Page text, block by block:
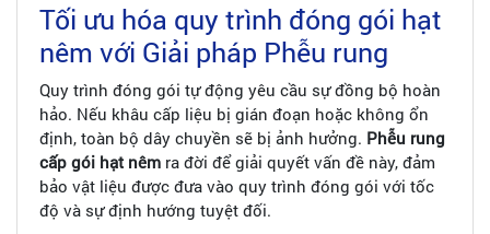
Tối ưu hóa quy trình đóng gói hạt
nêm với Giải pháp Phễu rung
Quy trình đóng gói tự động yêu cầu sự đồng bộ hoàn
hảo. Nếu khâu cấp liệu bị gián đoạn hoặc không ổn
định, toàn bộ dây chuyền sẽ bị ảnh hưởng. Phễu rung
cấp gói hạt nêm ra đời để giải quyết vấn đề này, đảm
bảo vật liệu được đưa vào quy trình đóng gói với tốc
độ và sự định hướng tuyệt đối.